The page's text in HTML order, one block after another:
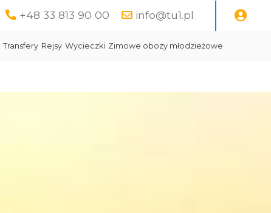
+48 33 813 90 00 info@tu1.pl
Transfery Rejsy Wycieczki Zimowe obozy młodzieżowe